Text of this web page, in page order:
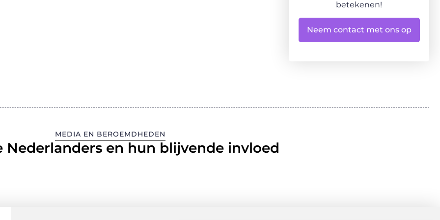
betekenen!
Neem contact met ons op
MEDIA EN BEROEMDHEDEN
Nederlanders en hun blijvende invloed